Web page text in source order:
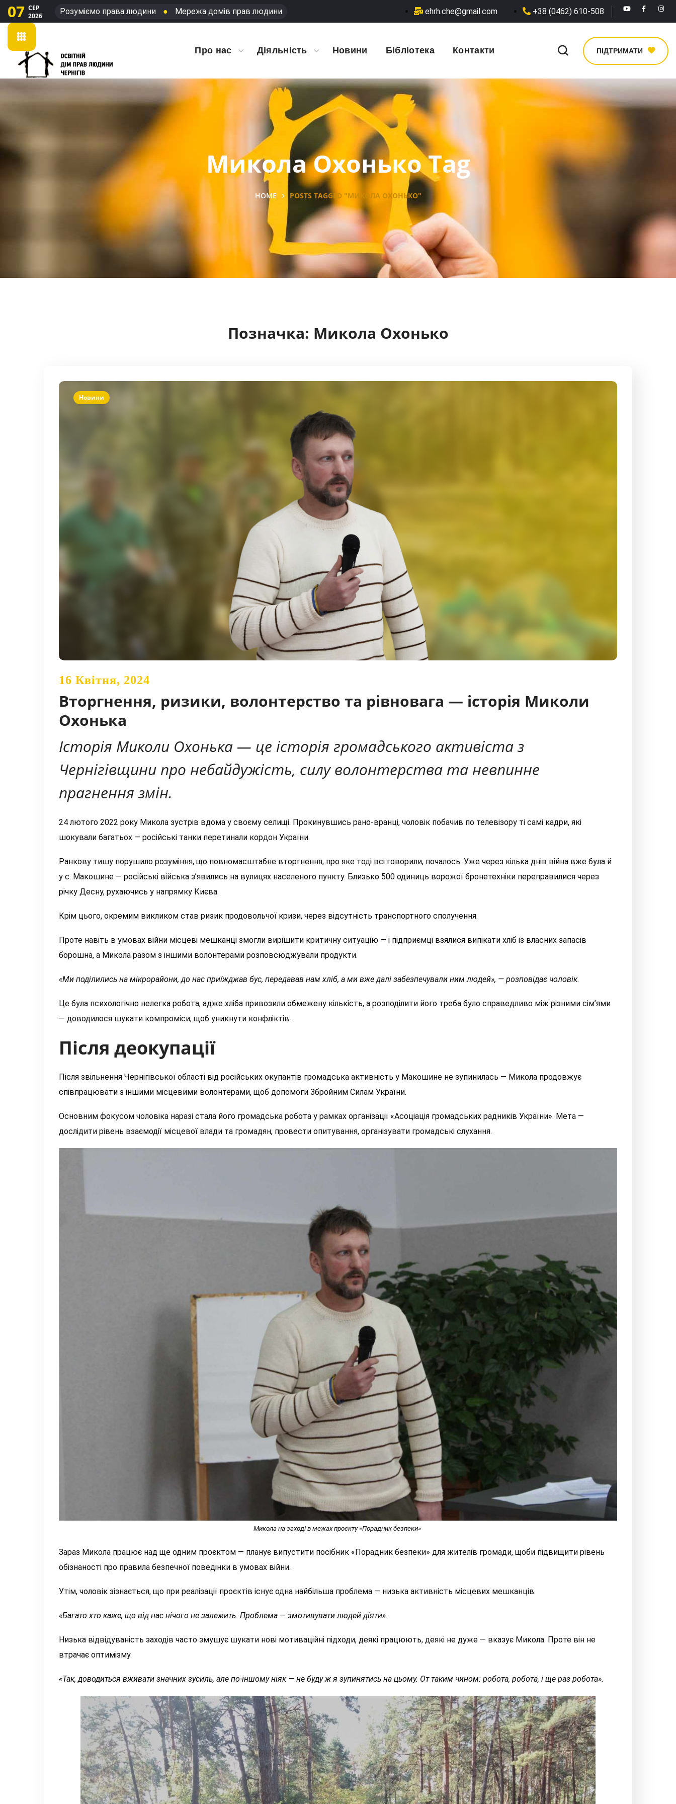
07 СЕР
2026
Розуміємо права людини ● Мережа домів прав людини ehrh.che@gmail.com +38 (0462) 610-508
Про нас Діяльність Новини Бібліотека Контакти ПІДТРИМАТИ
Микола Охонько Tag
HOME POSTS TAGGED "МИКОЛА ОХОНЬКО"
Позначка: Микола Охонько
Новини
16 Квітня, 2024
Вторгнення, ризики, волонтерство та рівновага — історія Миколи
Охонька
Історія Миколи Охонька — це історія громадського активіста з
Чернігівщини про небайдужість, силу волонтерства та невпинне
прагнення змін.
24 лютого 2022 року Микола зустрів вдома у своєму селищі. Прокинувшись рано-вранці, чоловік побачив по телевізору ті самі кадри, які
шокували багатьох — російські танки перетинали кордон України.
Ранкову тишу порушило розуміння, що повномасштабне вторгнення, про яке тоді всі говорили, почалось. Уже через кілька днів війна вже була й
у с. Макошине — російські війська зʼявились на вулицях населеного пункту. Близько 500 одиниць ворожої бронетехніки переправилися через
річку Десну, рухаючись у напрямку Києва.
Крім цього, окремим викликом став ризик продовольчої кризи, через відсутність транспортного сполучення.
Проте навіть в умовах війни місцеві мешканці змогли вирішити критичну ситуацію — і підприємці взялися випікати хліб із власних запасів
борошна, а Микола разом з іншими волонтерами розповсюджували продукти.
«Ми поділились на мікрорайони, до нас приїжджав бус, передавав нам хліб, а ми вже далі забезпечували ним людей», — розповідає чоловік.
Це була психологічно нелегка робота, адже хліба привозили обмежену кількість, а розподілити його треба було справедливо між різними сім’ями
— доводилося шукати компроміси, щоб уникнути конфліктів.
Після деокупації
Після звільнення Чернігівської області від російських окупантів громадська активність у Макошине не зупинилась — Микола продовжує
співпрацювати з іншими місцевими волонтерами, щоб допомоги Збройним Силам України.
Основним фокусом чоловіка наразі стала його громадська робота у рамках організації «Асоціація громадських радників України». Мета —
дослідити рівень взаємодії місцевої влади та громадян, провести опитування, організувати громадські слухання.
Микола на заході в межах проєкту «Порадник безпеки»
Зараз Микола працює над ще одним проєктом — планує випустити посібник «Порадник безпеки» для жителів громади, щоби підвищити рівень
обізнаності про правила безпечної поведінки в умовах війни.
Утім, чоловік зізнається, що при реалізації проєктів існує одна найбільша проблема — низька активність місцевих мешканців.
«Багато хто каже, що від нас нічого не залежить. Проблема — змотивувати людей діяти».
Низька відвідуваність заходів часто змушує шукати нові мотиваційні підходи, деякі працюють, деякі не дуже — вказує Микола. Проте він не
втрачає оптимізму.
«Так, доводиться вживати значних зусиль, але по-іншому ніяк — не буду ж я зупинятись на цьому. Оттаким чином: робота, робота, і ще раз робота».